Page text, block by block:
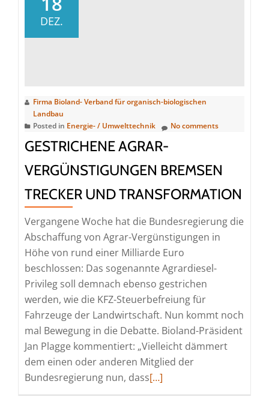
DEZ.
Firma Bioland- Verband für organisch-biologischen
Landbau
Posted in Energie- / Umwelttechnik No comments
GESTRICHENE AGRAR-
VERGÜNSTIGUNGEN BREMSEN
TRECKER UND TRANSFORMATION
Vergangene Woche hat die Bundesregierung die
Abschaffung von Agrar-Vergünstigungen in
Höhe von rund einer Milliarde Euro
beschlossen: Das sogenannte Agrardiesel-
Privileg soll demnach ebenso gestrichen
werden, wie die KFZ-Steuerbefreiung für
Fahrzeuge der Landwirtschaft. Nun kommt noch
mal Bewegung in die Debatte. Bioland-Präsident
Jan Plagge kommentiert: „Vielleicht dämmert
dem einen oder anderen Mitglied der
Bundesregierung nun, dassRead
[…]